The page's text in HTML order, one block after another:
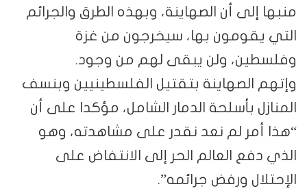
منبها إلى أن الصهاينة، وبهذه الطرق والجرائم
التي يقومون بها، سيخرجون من غزة
وفلسطين، ولن يبقى لهم من وجود.
وإتهم الصهاينة بتقتيل الفلسطينيين وبنسف
المنازل بأسلحة الدمار الشامل، مؤكدا على أن
“هذا أمر لم نعد نقدر على مشاهدته، وهو
الذي دفع العالم الحر إلى الانتفاض على
الإحتلال ورفض جرائمه”.